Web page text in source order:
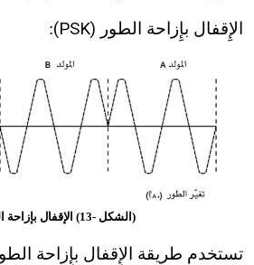
الإِقفال بإِزاحة الطور (PSK)
:
(الشكل -13) الإقفال بإزاحة الطور P S K
تستخدم طريقة الإِقفال بإِزاحة